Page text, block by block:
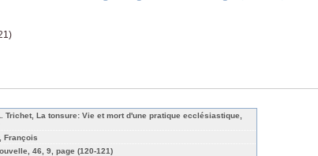
Trichet, La tonsure: Vie et mort d'une pratique ecclésiastique,
François
46, 9, page (120-121)